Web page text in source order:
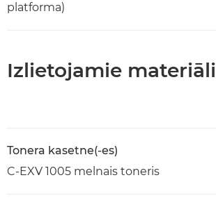
platforma)
Izlietojamie materiāli
Tonera kasetne(-es)
C-EXV 1005 melnais toneris